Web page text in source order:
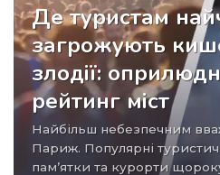
Де туристам
загрожують
злодії:
рейтинг міст
Найбільш небезпечним вважається французький
Париж. Популярні
пам’ятки та курорти